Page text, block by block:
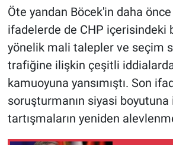
Öte yandan Böcek'in daha
ifadelerde de CHP içerisindeki
yönelik mali talepler ve seçim
trafiğine ilişkin çeşitli
kamuoyuna yansımıştı. Son
soruşturmanın siyasi boyutuna
tartışmaların yeniden